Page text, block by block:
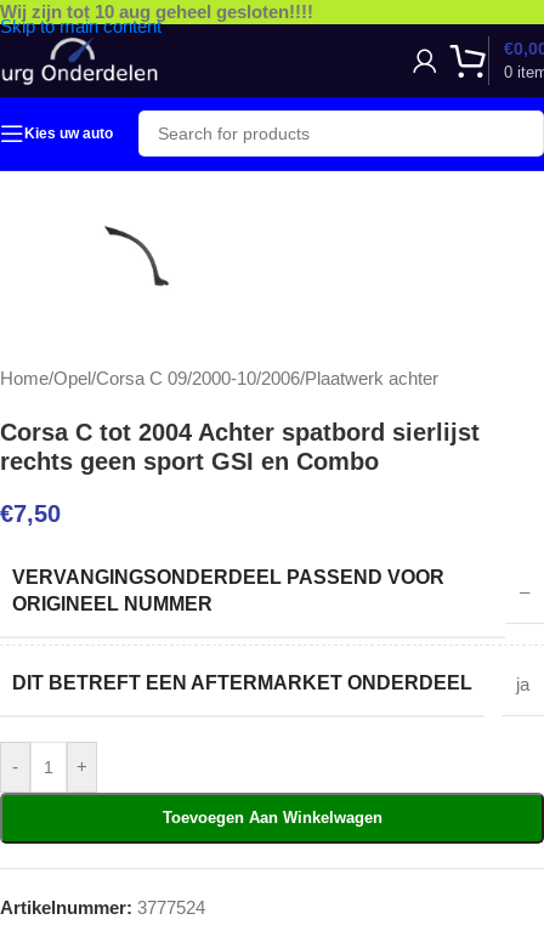
Skip to main content
Wij zijn tot 10 aug geheel gesloten!!!!
0
€
Kies uw auto
Home/Opel/Corsa C 09/2000-10/2006/Plaatwerk achter
Corsa C tot 2004 Achter spatbord sierlijst
rechts geen sport GSI en Combo
€7,50
VERVANGINGSONDERDEEL PASSEND VOOR
ORIGINEEL NUMMER
–
DIT BETREFT EEN AFTERMARKET ONDERDEEL ja
- +
Toevoegen Aan Winkelwagen
Artikelnummer: 3777524